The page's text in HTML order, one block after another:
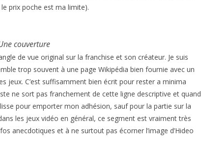
prix poche est ma limite).
couverture
de vue original sur la franchise et son créateur. Je suis
trop souvent à une page Wikipédia bien fournie avec un
jeux. C’est suffisamment bien écrit pour rester a minima
ne sort pas franchement de cette ligne descriptive et quand
pour emporter mon adhésion, sauf pour la partie sur la
les jeux vidéo en général, ce segment est vraiment très
anecdotiques et à ne surtout pas écorner l’image d’Hideo